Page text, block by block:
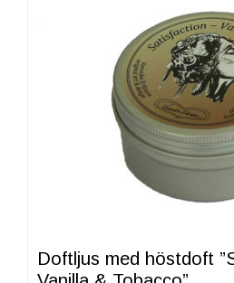
Doftljus med höstdoft